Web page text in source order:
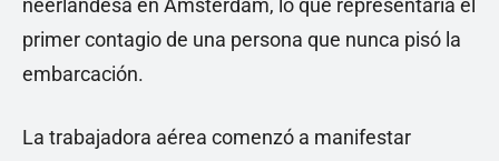
neerlandesa en Ámsterdam, lo que representaría el
primer contagio de una persona que nunca pisó la
embarcación.
La trabajadora aérea comenzó a manifestar